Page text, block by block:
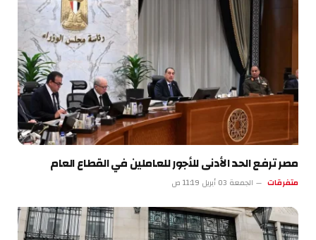
مصر ترفع الحد الأدنى للأجور للعاملين في القطاع العام
متفرقات الجمعة 03 أبريل 11:19 ص